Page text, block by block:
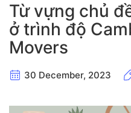
Từ vựng ôn thi
Tiếng Anh phổ thông
Tiếng Anh thông dụng
Từ vựng chủ
ở trình độ
Movers
30 December, 2023